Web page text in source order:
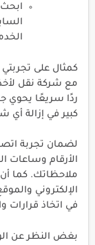
كمثال على
مع شركة نقل
ردًا سريعًا يحوي
كبير في إزالة
لضمان تجربة
الأرقام وساعات
ملاحظاتك. كما أن
الإلكتروني
في اتخاذ قرارات
بغض النظر عن